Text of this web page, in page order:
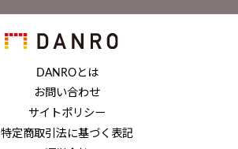
DANROとは
お問い合わせ
サイトポリシー
特定商取引法に基づく表記